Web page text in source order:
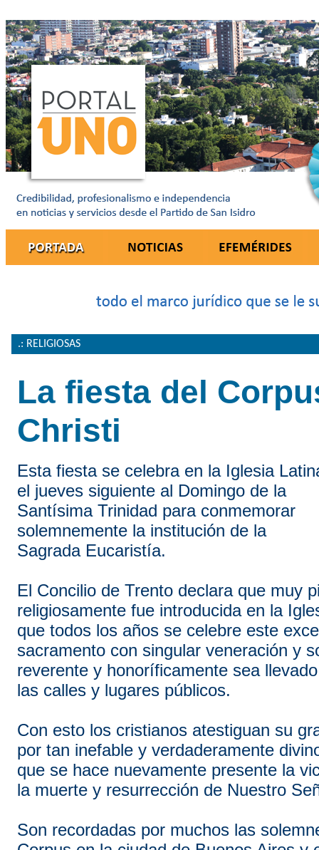
.: RELIGIOSAS
La fiesta del
Christi
Esta fiesta se celebra en la Iglesia
el jueves siguiente al Domingo de la
Santísima Trinidad para conmemorar
solemnemente la institución de la
Sagrada Eucaristía.
El Concilio de Trento declara que muy
religiosamente fue introducida en la
que todos los años se celebre este
sacramento con singular veneración y
reverente y honoríficamente sea
las calles y lugares públicos.
Con esto los cristianos atestiguan su
por tan inefable y verdaderamente
que se hace nuevamente presente la
la muerte y resurrección de Nuestro
Son recordadas por muchos las